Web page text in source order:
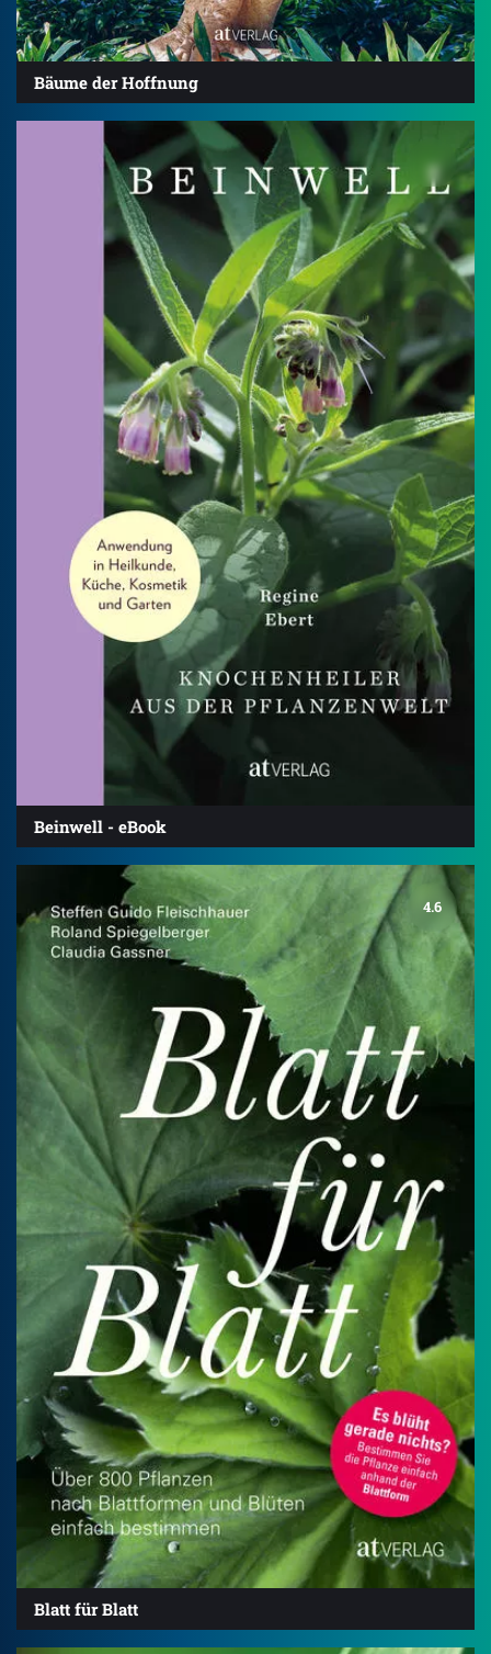
Bäume der Hoffnung
Beinwell - eBook
4.6
Blatt für Blatt